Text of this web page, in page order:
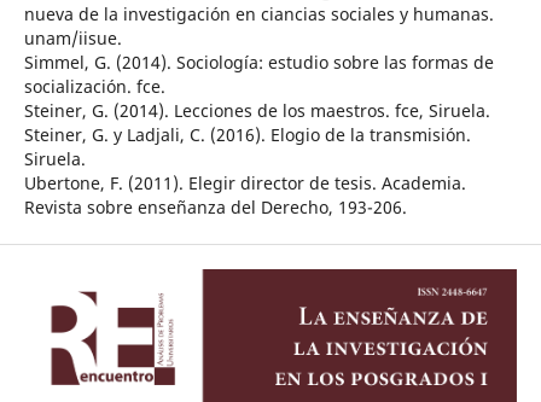
nueva de la investigación en ciancias sociales y humanas.
unam/iisue.
Simmel, G. (2014). Sociología: estudio sobre las formas de
socialización. fce.
Steiner, G. (2014). Lecciones de los maestros. fce, Siruela.
Steiner, G. y Ladjali, C. (2016). Elogio de la transmisión.
Siruela.
Ubertone, F. (2011). Elegir director de tesis. Academia.
Revista sobre enseñanza del Derecho, 193-206.